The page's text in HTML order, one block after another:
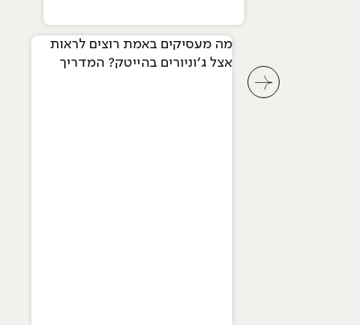
מה מעסיקים באמת רוצים לראות
אצל ג׳וניורים בהייטק? המדריך
לחץ לשיקופית קודמת בסליידר מאמרים